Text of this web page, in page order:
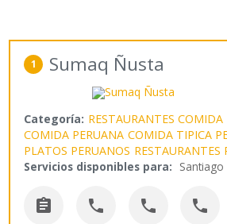
1 Sumaq Ñusta
Categoría: RESTAURANTES COMIDA
COMIDA PERUANA COMIDA TIPICA
PLATOS PERUANOS RESTAURANTES
Servicios disponibles para: Santiago
   